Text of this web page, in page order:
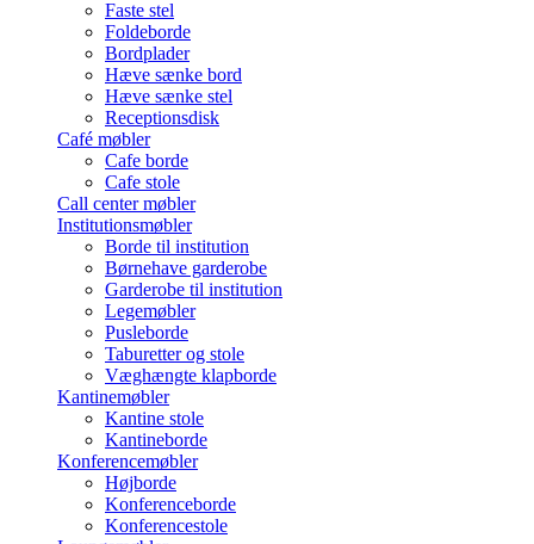
Faste stel
Foldeborde
Bordplader
Hæve sænke bord
Hæve sænke stel
Receptionsdisk
Café møbler
Cafe borde
Cafe stole
Call center møbler
Institutionsmøbler
Borde til institution
Børnehave garderobe
Garderobe til institution
Legemøbler
Pusleborde
Taburetter og stole
Væghængte klapborde
Kantinemøbler
Kantine stole
Kantineborde
Konferencemøbler
Højborde
Konferenceborde
Konferencestole